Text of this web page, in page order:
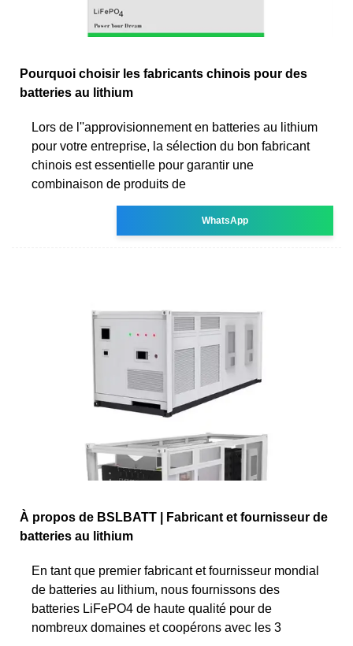
Pourquoi choisir les fabricants chinois pour des
batteries au lithium
Lors de l''approvisionnement en batteries au lithium
pour votre entreprise, la sélection du bon fabricant
chinois est essentielle pour garantir une
combinaison de produits de
WhatsApp
À propos de BSLBATT | Fabricant et fournisseur de
batteries au lithium
En tant que premier fabricant et fournisseur mondial
de batteries au lithium, nous fournissons des
batteries LiFePO4 de haute qualité pour de
nombreux domaines et coopérons avec les 3